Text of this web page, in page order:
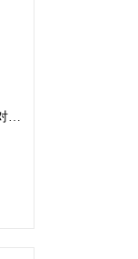
金倩倩：从专科毕业到研究生入学“无缝对接”